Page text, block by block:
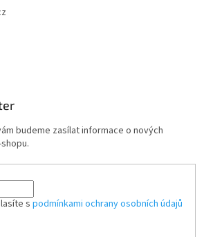
budeme zasílat informace o nových
s podmínkami ochrany osobních údajů